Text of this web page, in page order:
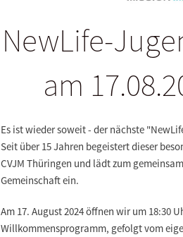
NewLife-
am
Es ist wieder soweit - der nächste
Seit über 15 Jahren begeistert dieser
CVJM Thüringen und lädt zum
Gemeinschaft ein.
Am 17. August 2024 öffnen wir um 18:30
Willkommensprogramm, gefolgt vom